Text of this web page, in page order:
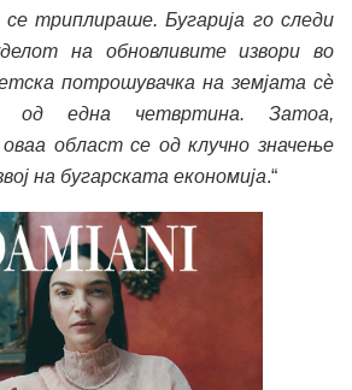
триплираше. Бугарија го следи
на обновливите извори во
потрошувачка на земјата сè
една четвртина. Затоа,
област се од клучно значење
на бугарската економија.“